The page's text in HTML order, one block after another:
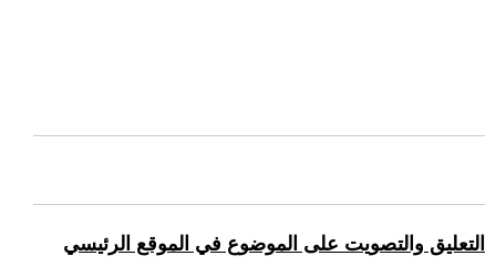
التعليق والتصويت على الموضوع في الموقع الرئيسي